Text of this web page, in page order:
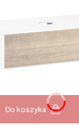
Do koszyka